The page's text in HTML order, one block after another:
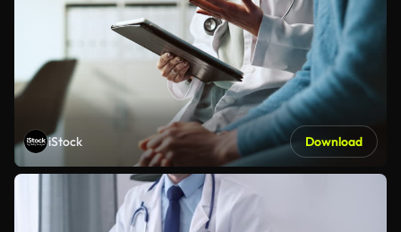
iStock Download